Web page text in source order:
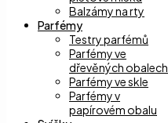
Balzámy na rty
Parfémy
Testry parfémů
Parfémy ve
dřevěných obalech
Parfémy ve skle
Parfémy v
papírovém obalu